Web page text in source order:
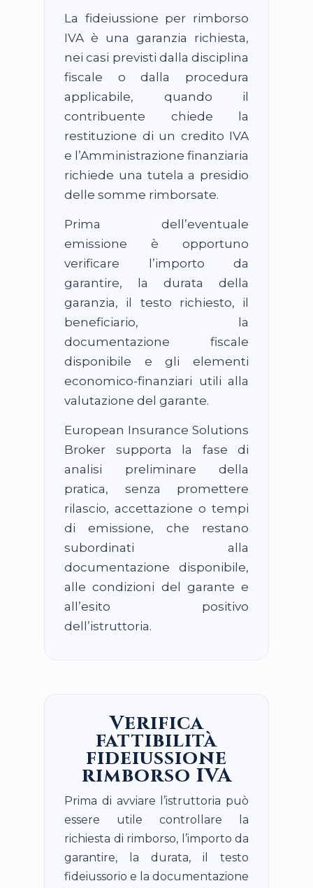
La fideiussione per rimborso
IVA è una garanzia richiesta,
nei casi previsti dalla disciplina
fiscale o dalla procedura
applicabile, quando il
contribuente chiede la
restituzione di un credito IVA
e l’Amministrazione finanziaria
richiede una tutela a presidio
delle somme rimborsate.
Prima dell’eventuale
emissione è opportuno
verificare l’importo da
garantire, la durata della
garanzia, il testo richiesto, il
beneficiario, la
documentazione fiscale
disponibile e gli elementi
economico-finanziari utili alla
valutazione del garante.
European Insurance Solutions
Broker supporta la fase di
analisi preliminare della
pratica, senza promettere
rilascio, accettazione o tempi
di emissione, che restano
subordinati alla
documentazione disponibile,
alle condizioni del garante e
all’esito positivo
dell’istruttoria.
Verifica
fattibilità
fideiussione
rimborso IVA
Prima di avviare l’istruttoria può
essere utile controllare la
richiesta di rimborso, l’importo da
garantire, la durata, il testo
fideiussorio e la documentazione